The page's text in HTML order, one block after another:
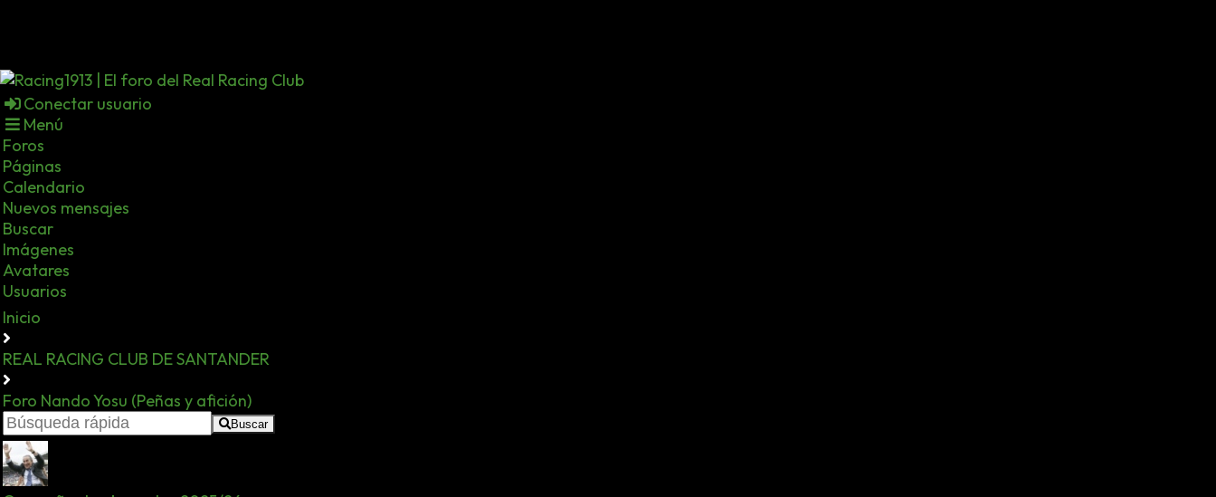
Conectar usuario
Menú
Foros
Páginas
Calendario
Nuevos mensajes
Buscar
Imágenes
Avatares
Usuarios
Inicio
REAL RACING CLUB DE SANTANDER
Foro Nando Yosu (Peñas y afición)
Buscar